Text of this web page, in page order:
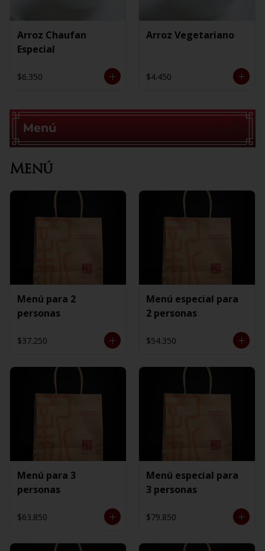
Arroz Chaufan
Especial
$6.350
Arroz Vegetariano
$4.450
Menú
Menú para 2
personas
$37.250
Menú especial para
2 personas
$54.350
Menú para 3
personas
$63.850
Menú especial para
3 personas
$79.850